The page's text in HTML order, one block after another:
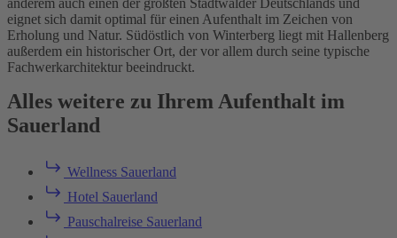
anderem auch einen der größten Stadtwälder Deutschlands und
eignet sich damit optimal für einen Aufenthalt im Zeichen von
Erholung und Natur. Südöstlich von Winterberg liegt mit Hallenberg
außerdem ein historischer Ort, der vor allem durch seine typische
Fachwerkarchitektur beeindruckt.
Alles weitere zu Ihrem Aufenthalt im
Sauerland
Wellness Sauerland
Hotel Sauerland
Pauschalreise Sauerland